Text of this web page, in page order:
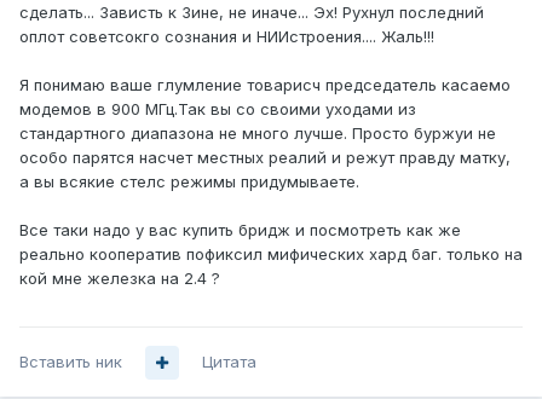
сделать... Зависть к Зине, не иначе... Эх! Рухнул последний
оплот советсокго сознания и НИИстроения.... Жаль!!!
Я понимаю ваше глумление товарисч председатель касаемо
модемов в 900 МГц.Так вы со своими уходами из
стандартного диапазона не много лучше. Просто буржуи не
особо парятся насчет местных реалий и режут правду матку,
а вы всякие стелс режимы придумываете.
Все таки надо у вас купить бридж и посмотреть как же
реально кооператив пофиксил мифических хард баг. только на
кой мне железка на 2.4 ?
Вставить ник Цитата